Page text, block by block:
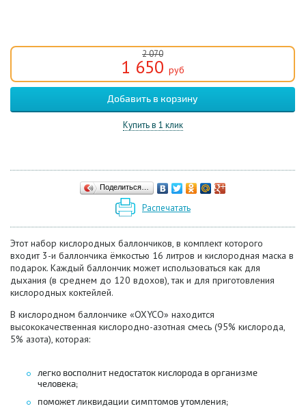
2 070
1 650 руб
Купить в 1 клик
Поделиться…
Распечатать
Этот набор кислородных баллончиков, в комплект которого
входит 3-и баллончика ёмкостью 16 литров и кислородная маска в
подарок. Каждый баллончик может использоваться как для
дыхания (в среднем до 120 вдохов), так и для приготовления
кислородных коктейлей.
В кислородном баллончике «OXYCO» находится
высококачественная кислородно-азотная смесь (95% кислорода,
5% азота), которая:
легко восполнит недостаток кислорода в организме
человека;
поможет ликвидации симптомов утомления;